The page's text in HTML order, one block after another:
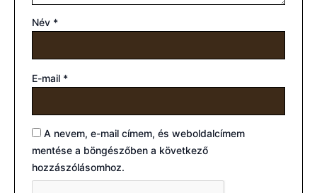
Név *
E-mail *
A nevem, e-mail címem, és weboldalcímem
mentése a böngészőben a következő
hozzászólásomhoz.